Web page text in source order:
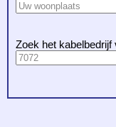
Zoek het kabelbedrijf